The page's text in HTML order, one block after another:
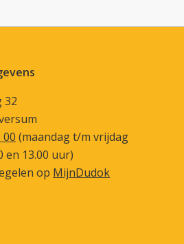
32
00 (maandag t/m vrijdag
en 13.00 uur)
op MijnDudok